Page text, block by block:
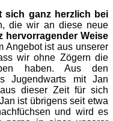
sich ganz herzlich bei
die wir an diese neue
hervorragender Weise
Angebot ist aus unserer
wir ohne Zögern die
haben. Aus den
Jugendwarts mit Jan
dieser Zeit für sich
ist übrigens seit etwa
und wird es